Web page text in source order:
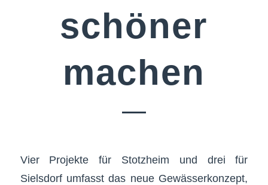
schöner
machen
Vier Projekte für Stotzheim und drei für
Sielsdorf umfasst das neue Gewässerkonzept,